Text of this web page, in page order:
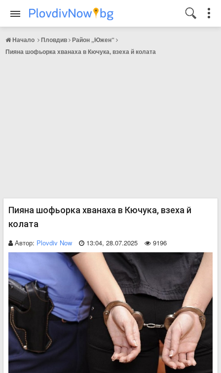
Начало Пловдив Район „Южен“
Пияна шофьорка хванаха в Кючука, взеха й колата
Пияна шофьорка хванаха в Кючука, взеха й
колата
Автор: Plovdiv Now 13:04, 28.07.2025 9196